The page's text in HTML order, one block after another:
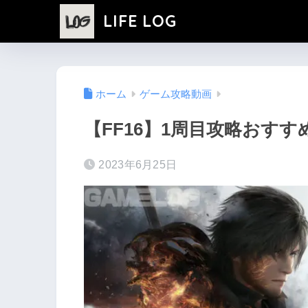
LIFE LOG
ホーム ゲーム攻略動画
【FF16】1周目攻略おすす
2023年6月25日